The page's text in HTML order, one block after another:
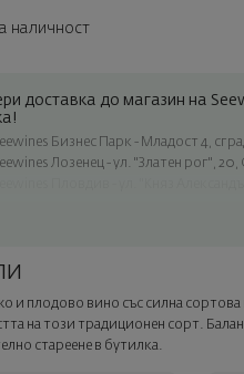
наличност
доставка до магазин на
Бизнес Парк - Младост 4,
Лозенец - ул. "Златен рог",
офисите на Спиди в цялата страна
със стил
луксозна подаръчна опаковка
тази опция в следващата
и плодово вино със силна
на този традиционен сорт.
стареене в бутилка.